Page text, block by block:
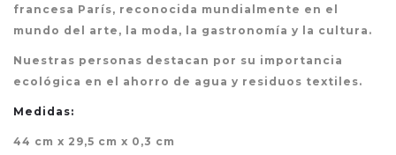
francesa París, reconocida mundialmente en el
mundo del arte, la moda, la gastronomía y la cultura.
Nuestras personas destacan por su importancia
ecológica en el ahorro de agua y residuos textiles.
Medidas:
44 cm x 29,5 cm x 0,3 cm